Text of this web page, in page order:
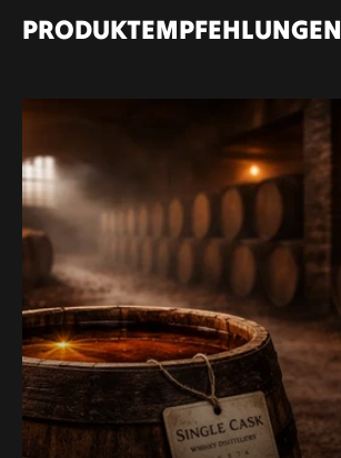
PRODUKTEMPFEHLUNGEN